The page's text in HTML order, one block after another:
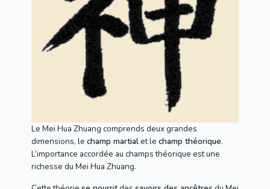
Le Mei Hua Zhuang comprends deux grandes
dimensions, le champ martialet le champ théorique.
L’importance accordée au champs théorique est une
richesse du Mei Hua Zhuang.